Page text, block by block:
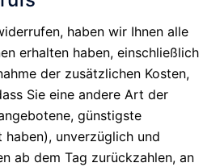
haben wir Ihnen alle
erhalten haben, einschließlich
der zusätzlichen Kosten,
Sie eine andere Art der
günstigste
unverzüglich und
ab dem Tag zurückzahlen, an